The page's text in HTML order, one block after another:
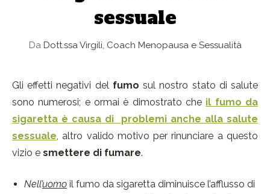
sessuale
DaDott.ssa Virgili, Coach Menopausa e Sessualità
Gli effetti negativi del fumo sul nostro stato di salute
sono numerosi; e ormai è dimostrato che il fumo da
sigaretta è causa di problemi anche alla salute
sessuale, altro valido motivo per rinunciare a questo
vizio e smettere di fumare.
Nell’uomo il fumo da sigaretta diminuisce l’afflusso di